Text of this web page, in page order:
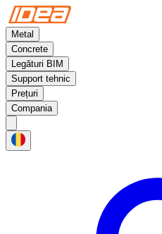
Metal
Concrete
Legături BIM
Support tehnic
Prețuri
Compania